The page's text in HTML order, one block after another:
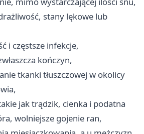
stany lękowe lub
i częstsze infekcje,
kończyn,
tkanki tłuszczowej w okolicy
jak trądzik, cienka i podatna
wolniejsze gojenie ran,